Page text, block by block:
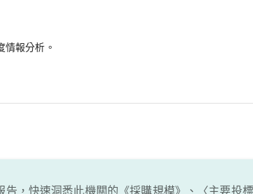
情報分析。
告，快速洞悉此機關的《採購規模》、〈主要投